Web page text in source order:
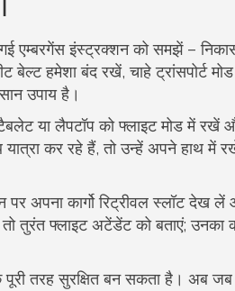
गई एम्बरगेंस इंस्ट्रक्शन को समझें –
हमेशा बंद रखें, चाहे ट्रांसपोर्ट मोड
उपाय है।
टैबलेट या लैपटॉप को फ्लाइट मोड में
कर रहे हैं, तो उन्हें अपने हाथ में
अपना कार्गो रिट्रीवल स्लॉट देख
तुरंत फ्लाइट अटेंडेंट को बताएं; उनका
तरह सुरक्षित बन सकता है। अब